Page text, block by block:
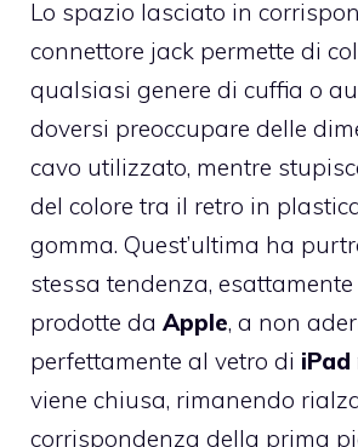
Lo spazio lasciato in
connettore jack permette di
qualsiasi genere di cuffia o
doversi preoccupare delle
cavo utilizzato, mentre
del colore tra il retro in
gomma. Quest’ultima ha
stessa tendenza, esattamente
prodotte da Apple, a non
perfettamente al vetro di iPad
viene chiusa, rimanendo
corrispondenza della prima